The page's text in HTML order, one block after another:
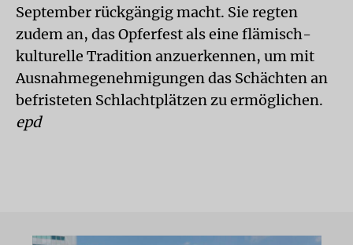
September rückgängig macht. Sie regten
zudem an, das Opferfest als eine flämisch-
kulturelle Tradition anzuerkennen, um mit
Ausnahmegenehmigungen das Schächten an
befristeten Schlachtplätzen zu ermöglichen.
epd